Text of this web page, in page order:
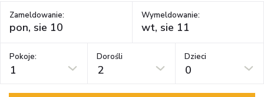
Zameldowanie: Wymeldowanie:
Pokoje:
1
Dorośli
2
Dzieci
0